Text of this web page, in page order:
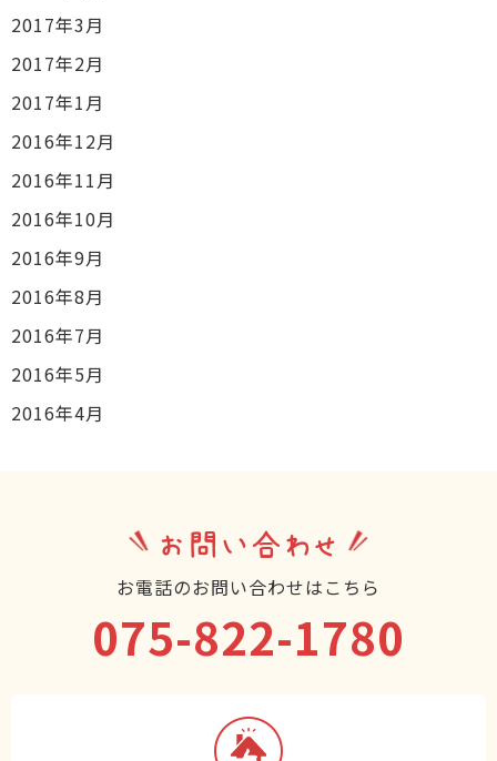
2017年3月
2017年2月
2017年1月
2016年12月
2016年11月
2016年10月
2016年9月
2016年8月
2016年7月
2016年5月
2016年4月
お問い合わせ
お電話のお問い合わせはこちら
075-822-1780